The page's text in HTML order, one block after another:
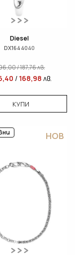
Diesel
DX1644040
/187,76лв.
/ 168,98 лв.
КУПИ
НОВ